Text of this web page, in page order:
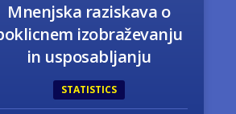
Mnenjska raziskava o
izobraževanju
in usposabljanju
STATISTICS